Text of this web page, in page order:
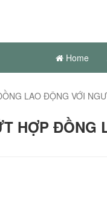
Home
LAO ĐỘNG VỚI
HỢP ĐỒNG